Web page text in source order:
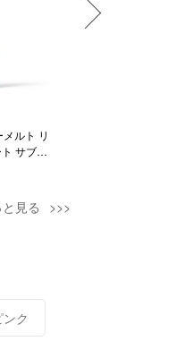
ルト リ
サブラ
見る
ンク